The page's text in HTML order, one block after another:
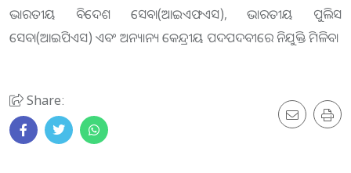
ଭାରତୀୟ ବିଦେଶ ସେବା(ଆଇଏଫଏସ), ଭାରତୀୟ ପୁଲିସ
ସେବା(ଆଇପିଏସ) ଏବଂ ଅନ୍ୟାନ୍ୟ କେନ୍ଦ୍ରୀୟ ପଦପଦବୀରେ ନିଯୁକ୍ତି ମିଳିବ।
Share: